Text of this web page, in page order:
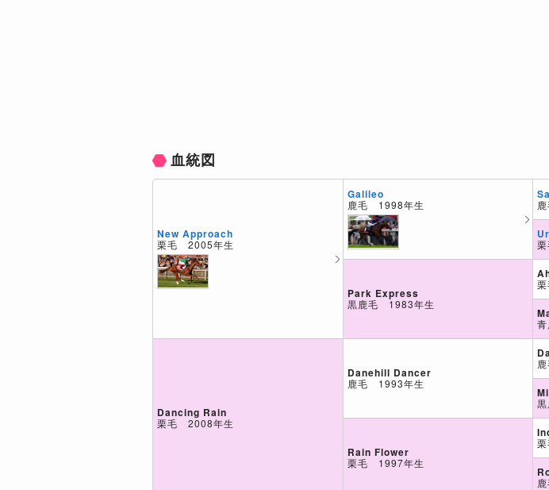
血統図
New Approach
栗毛 2005年生
Dancing Rain
栗毛 2008年生
Galileo
鹿毛 1998年生
Park Express
黒鹿毛 1983年生
Danehill Dancer
鹿毛 1993年生
Rain Flower
栗毛 1997年生